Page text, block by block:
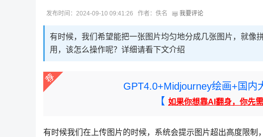
发布时间：2024-09-10 09:41:26 作者：佚名 我要评论
有时候，我们希望能把一张图片均匀地分成几张图片，就像
用，该怎么操作呢？详细请看下文介绍
GPT4.0+Midjourney绘画+国内
【 如果你想靠AI翻身，你先
有时候我们在上传图片的时候，系统会提示图片超出高度限